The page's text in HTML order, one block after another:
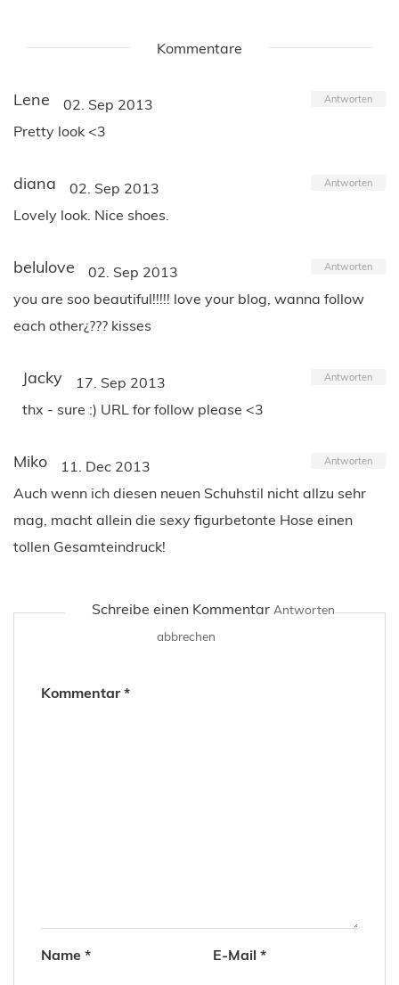
Kommentare
Lene 02. Sep 2013 Antworten
Pretty look <3
diana 02. Sep 2013 Antworten
Lovely look. Nice shoes.
belulove 02. Sep 2013 Antworten
you are soo beautiful!!!!! love your blog, wanna follow
each other¿??? kisses
Jacky 17. Sep 2013 Antworten
thx - sure :) URL for follow please <3
Miko 11. Dec 2013 Antworten
Auch wenn ich diesen neuen Schuhstil nicht allzu sehr
mag, macht allein die sexy figurbetonte Hose einen
tollen Gesamteindruck!
Schreibe einen Kommentar Antworten
abbrechen
Kommentar*
Name * E-Mail *